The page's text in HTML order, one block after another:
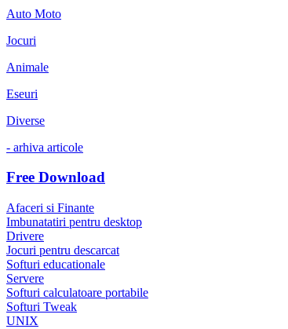
Auto Moto
Jocuri
Animale
Eseuri
Diverse
- arhiva articole
Free Download
Afaceri si Finante
Imbunatatiri pentru desktop
Drivere
Jocuri pentru descarcat
Softuri educationale
Servere
Softuri calculatoare portabile
Softuri Tweak
UNIX